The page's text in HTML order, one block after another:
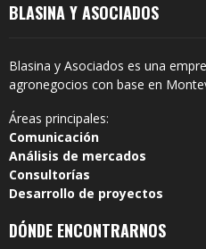
BLASINA Y ASOCIADOS
Blasina y Asociados es una
agronegocios con base en
Áreas principales:
Comunicación
Análisis de mercados
Consultorías
Desarrollo de proyectos
DÓNDE ENCONTRARNOS